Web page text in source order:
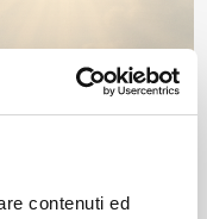
contenuti ed